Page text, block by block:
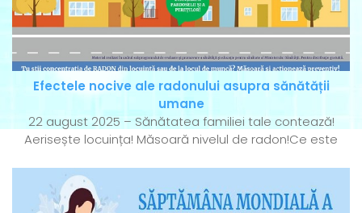
Efectele nocive ale radonului asupra sănătății
umane
22 august 2025 – Sănătatea familiei tale contează!
Aerisește locuința! Măsoară nivelul de radon!Ce este